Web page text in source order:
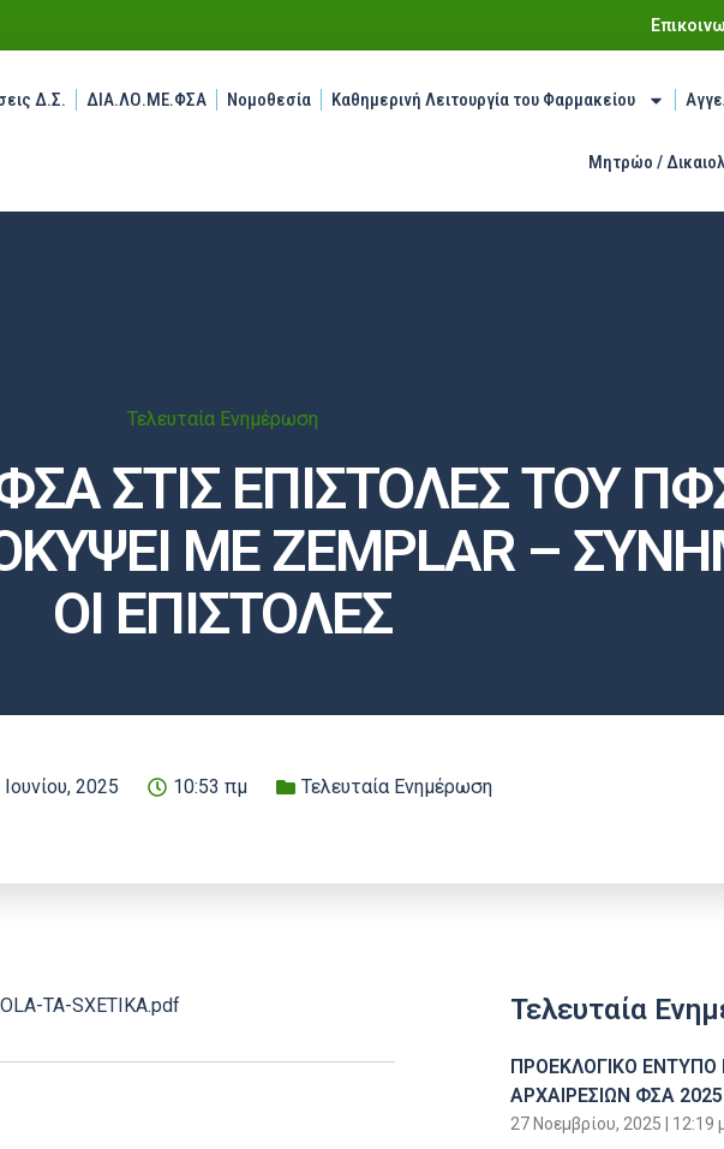
Δ.Σ. ΔΙΑ.ΛΟ.ΜΕ.ΦΣΑ Νομοθεσία Καθημερινή Λειτουργία του Φαρμακείου
Μητρώο /
Τελευταία Ενημέρωση
ΣΤΙΣ ΕΠΙΣΤΟΛΕΣ ΤΟΥ
ΜΕ ZEMPLAR –
ΟΙ ΕΠΙΣΤΟΛΕΣ
2025 10:53 πμ Τελευταία Ενημέρωση
TA-SXETIKA.pdf Τελευταία
ΠΡΟΕΚΛΟΓΙΚΟ
ΑΡΧΑΙΡΕΣΙΩΝ ΦΣΑ 2025
27 Νοεμβρίου, 2025 12:19